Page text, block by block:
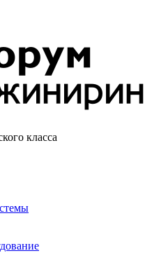
класса